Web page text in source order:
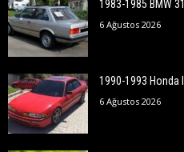
1983-1985 BMW
6 Ağustos 2026
1990-1993 Honda
6 Ağustos 2026